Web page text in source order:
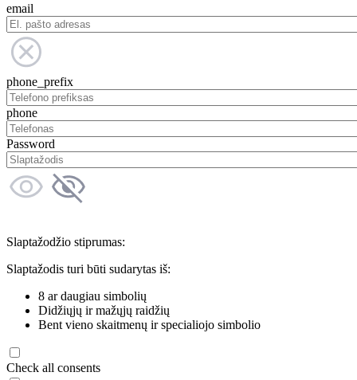
email
phone_prefix
phone
Password
Slaptažodžio stiprumas:
Slaptažodis turi būti sudarytas iš:
8 ar daugiau simbolių
Didžiųjų ir mažųjų raidžių
Bent vieno skaitmenų ir specialiojo simbolio
Check all consents